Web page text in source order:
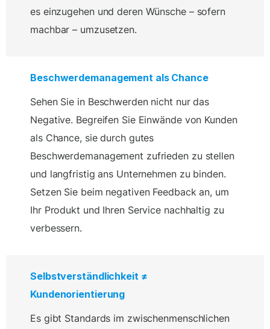
es einzugehen und deren Wünsche – sofern
machbar – umzusetzen.
Beschwerdemanagement als Chance
Sehen Sie in Beschwerden nicht nur das
Negative. Begreifen Sie Einwände von Kunden
als Chance, sie durch gutes
Beschwerdemanagement zufrieden zu stellen
und langfristig ans Unternehmen zu binden.
Setzen Sie beim negativen Feedback an, um
Ihr Produkt und Ihren Service nachhaltig zu
verbessern.
Selbstverständlichkeit ≠
Kundenorientierung
Es gibt Standards im zwischenmenschlichen